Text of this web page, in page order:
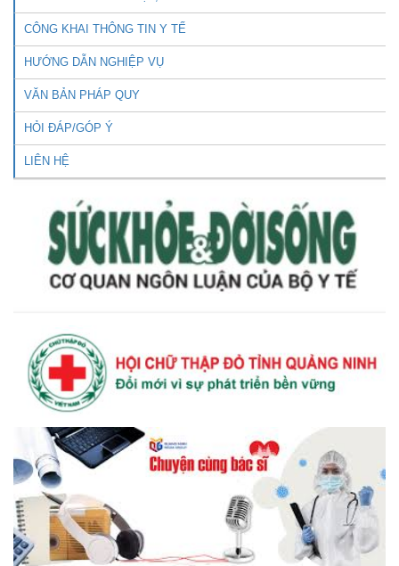
CÔNG KHAI THÔNG TIN Y TẾ
HƯỚNG DẪN NGHIỆP VỤ
VĂN BẢN PHÁP QUY
HỎI ĐÁP/GÓP Ý
LIÊN HỆ